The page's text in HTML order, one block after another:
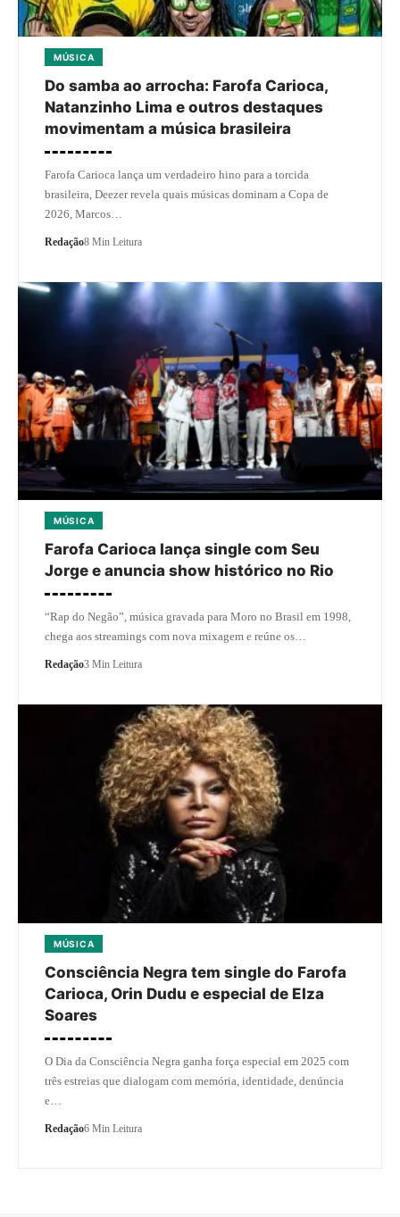
MÚSICA
Do samba ao arrocha: Farofa Carioca,
Natanzinho Lima e outros destaques
movimentam a música brasileira
Farofa Carioca lança um verdadeiro hino para a torcida
brasileira, Deezer revela quais músicas dominam a Copa de
2026, Marcos…
Redação8 Min Leitura
MÚSICA
Farofa Carioca lança single com Seu
Jorge e anuncia show histórico no Rio
“Rap do Negão”, música gravada para Moro no Brasil em 1998,
chega aos streamings com nova mixagem e reúne os…
Redação3 Min Leitura
MÚSICA
Consciência Negra tem single do Farofa
Carioca, Orin Dudu e especial de Elza
Soares
O Dia da Consciência Negra ganha força especial em 2025 com
três estreias que dialogam com memória, identidade, denúncia
e…
Redação6 Min Leitura